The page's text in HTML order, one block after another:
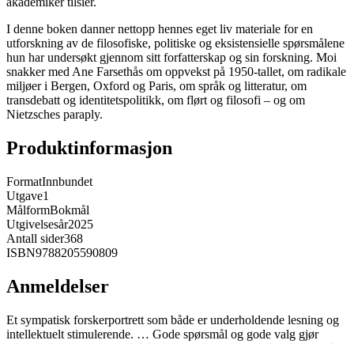
I denne boken danner nettopp hennes eget liv materiale for en
utforskning av de filosofiske, politiske og eksistensielle spørsmålene
hun har undersøkt gjennom sitt forfatterskap og sin forskning. Moi
snakker med Ane Farsethås om oppvekst på 1950-tallet, om radikale
miljøer i Bergen, Oxford og Paris, om språk og litteratur, om
transdebatt og identitetspolitikk, om flørt og filosofi – og om
Nietzsches paraply.
Produktinformasjon
FormatInnbundet
Utgave1
MålformBokmål
Utgivelsesår2025
Antall sider368
ISBN9788205590809
Anmeldelser
Et sympatisk forskerportrett som både er underholdende lesning og
intellektuelt stimulerende. … Gode spørsmål og gode valg gjør